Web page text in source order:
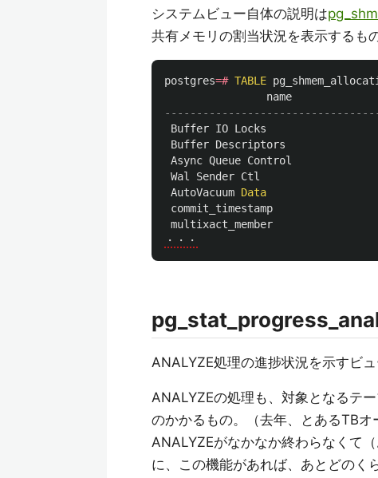
システムビュー自体の説明は
共有メモリの割当状況を表示するも
postgres=# TABLE
name
Buffer IO Locks
Buffer Descriptors
Async Queue Control
Wal
Sender Ctl
AutoVacuum Data
commit_timestamp
multixact_member
・・・
ANALYZE処理の進捗状況を示すビュ
ANALYZEの処理も、対象となるテ
のかかるもの。（去年、とあるTB
ANALYZEがなかなか終わらなくて
に、この機能があれば、あとどのく